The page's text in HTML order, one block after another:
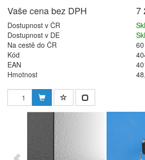
Vaše cena bez DPH
7
Dostupnost v ČR
Dostupnost v DE
Na cestě do ČR
60
Kód
EAN
Hmotnost